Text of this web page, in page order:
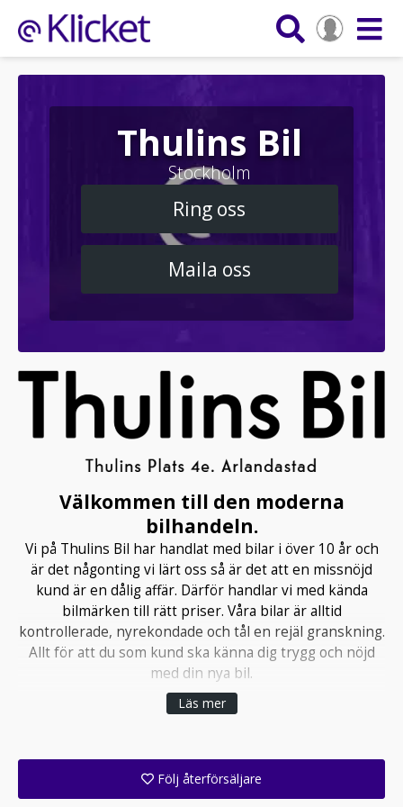
Thulins Bil
Stockholm
Ring oss
Maila oss
Välkommen till den moderna
bilhandeln.
Vi på Thulins Bil har handlat med bilar i över 10 år och
är det någonting vi lärt oss så är det att en missnöjd
kund är en dålig affär. Därför handlar vi med kända
bilmärken till rätt priser. Våra bilar är alltid
kontrollerade, nyrekondade och tål en rejäl granskning.
Allt för att du som kund ska känna dig trygg och nöjd
med din nya bil.
Läs mer
Följ återförsäljare